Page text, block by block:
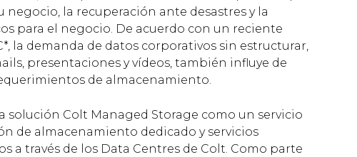
la recuperación ante desastres y la
para el negocio. De acuerdo con un reciente
la demanda de datos corporativos sin estructurar,
presentaciones y vídeos, también influye de
de almacenamiento.
solución Colt Managed Storage como un servicio
de almacenamiento dedicado y servicios
a través de los Data Centres de Colt. Como parte